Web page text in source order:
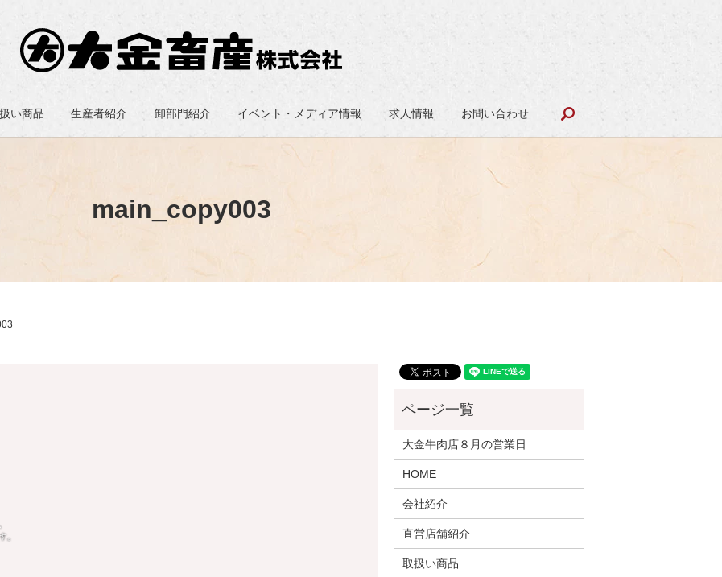
い商品 生産者紹介 卸部門紹介 イベント・メディア情報 求人情報 お問い合わせ search
main_copy003
大金牛肉店８月の営業日
HOME
会社紹介
直営店舗紹介
取扱い商品